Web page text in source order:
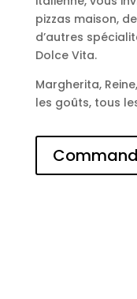
pizzas maison,
d’autres
Dolce Vita.
Margherita,
les goûts, tous